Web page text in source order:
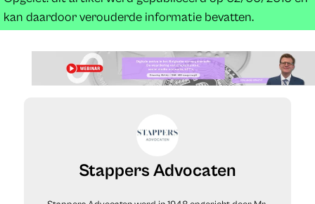
kan daardoor verouderde informatie bevatten.
Stappers Advocaten